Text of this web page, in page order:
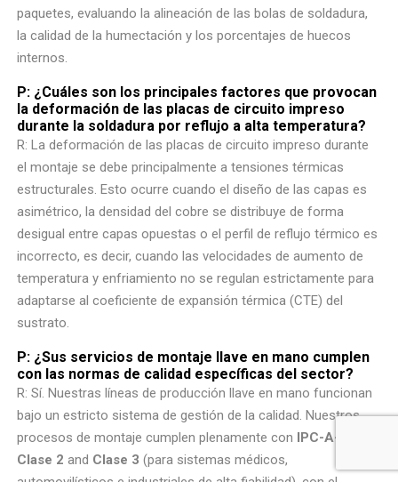
paquetes, evaluando la alineación de las bolas de soldadura,
la calidad de la humectación y los porcentajes de huecos
internos.
P: ¿Cuáles son los principales factores que provocan
la deformación de las placas de circuito impreso
durante la soldadura por reflujo a alta temperatura?
R: La deformación de las placas de circuito impreso durante
el montaje se debe principalmente a tensiones térmicas
estructurales. Esto ocurre cuando el diseño de las capas es
asimétrico, la densidad del cobre se distribuye de forma
desigual entre capas opuestas o el perfil de reflujo térmico es
incorrecto, es decir, cuando las velocidades de aumento de
temperatura y enfriamiento no se regulan estrictamente para
adaptarse al coeficiente de expansión térmica (CTE) del
sustrato.
P: ¿Sus servicios de montaje llave en mano cumplen
con las normas de calidad específicas del sector?
R: Sí. Nuestras líneas de producción llave en mano funcionan
bajo un estricto sistema de gestión de la calidad. Nuestros
procesos de montaje cumplen plenamente con IPC-A-610
Clase 2 and Clase 3 (para sistemas médicos,